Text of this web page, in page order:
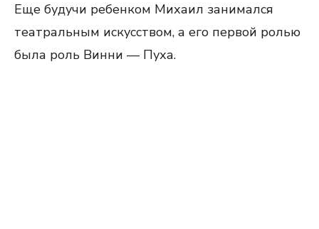
Еще будучи ребенком Михаил занимался
театральным искусством, а его первой ролью
была роль Винни — Пуха.